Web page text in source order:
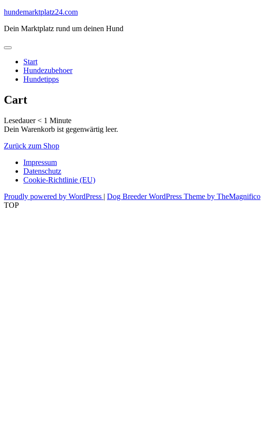
Skip
content
hundemarktplatz24.com
Dein Marktplatz rund um deinen Hund
Start
Hundezubehoer
Hundetipps
Cart
Lesedauer < 1 Minute
Dein Warenkorb ist gegenwärtig leer.
Zurück zum Shop
Impressum
Datenschutz
Cookie-Richtlinie (EU)
Proudly powered by WordPress | Dog Breeder WordPress Theme by TheMagnifico
TOP